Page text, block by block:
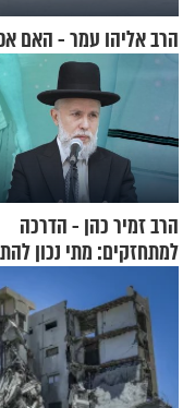
הרב אליהו עמר - האם
הרב זמיר כהן - הדרכה
למתחזקים: מתי נכון
עם לבישת הציצית?